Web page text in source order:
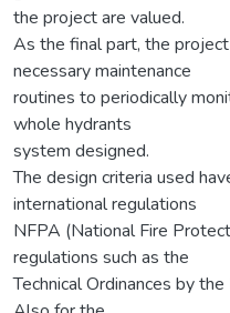
the project are valued.
As the final part, the
necessary maintenance
routines to periodically
whole hydrants
system designed.
The design criteria used
international regulations
NFPA (National Fire
regulations such as the
Technical Ordinances by